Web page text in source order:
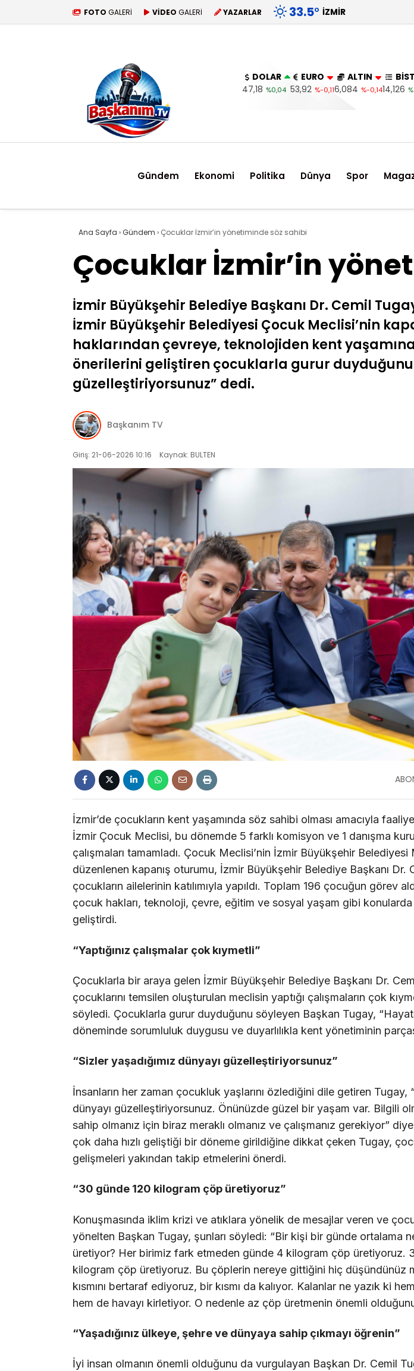
FOTO GALERİ VİDEO GALERİ YAZARLAR 33.5° İZMIR
DOLAR
47,18 %0,04
EURO
53,92 %-0,11
ALTIN
6,084 %-0,14
BİST
14,126
Gündem Ekonomi Politika Dünya Spor
Ana Sayfa ›Gündem › Çocuklar İzmir’in yönetiminde söz sahibi
Çocuklar İzmir’in
İzmir Büyükşehir Belediye Başkanı Dr. Cemil
İzmir Büyükşehir Belediyesi Çocuk Meclisi’nin
haklarından çevreye, teknolojiden kent
önerilerini geliştiren çocuklarla gurur duyduğunu
güzelleştiriyorsunuz” dedi.
Başkanım TV
Giriş: 21-06-2026 10:16 Kaynak: BULTEN
İzmir’de çocukların kent yaşamında söz sahibi olması amacıyla
İzmir Çocuk Meclisi, bu dönemde 5 farklı komisyon ve 1 danışma
çalışmaları tamamladı. Çocuk Meclisi’nin İzmir Büyükşehir Belediyesi
düzenlenen kapanış oturumu, İzmir Büyükşehir Belediye Başkanı Dr.
çocukların ailelerinin katılımıyla yapıldı. Toplam 196 çocuğun görev
çocuk hakları, teknoloji, çevre, eğitim ve sosyal yaşam gibi
geliştirdi.
“Yaptığınız çalışmalar çok kıymetli”
Çocuklarla bir araya gelen İzmir Büyükşehir Belediye Başkanı Dr.
çocuklarını temsilen oluşturulan meclisin yaptığı çalışmaların çok
söyledi. Çocuklarla gurur duyduğunu söyleyen Başkan Tugay,
döneminde sorumluluk duygusu ve duyarlılıkla kent yönetiminin
“Sizler yaşadığımız dünyayı güzelleştiriyorsunuz”
İnsanların her zaman çocukluk yaşlarını özlediğini dile getiren Tugay,
dünyayı güzelleştiriyorsunuz. Önünüzde güzel bir yaşam var. Bilgili
sahip olmanız için biraz meraklı olmanız ve çalışmanız gerekiyor”
çok daha hızlı geliştiği bir döneme girildiğine dikkat çeken Tugay,
gelişmeleri yakından takip etmelerini önerdi.
“30 günde 120 kilogram çöp üretiyoruz”
Konuşmasında iklim krizi ve atıklara yönelik de mesajlar veren ve
yönelten Başkan Tugay, şunları söyledi: “Bir kişi bir günde ortalama
üretiyor? Her birimiz fark etmeden günde 4 kilogram çöp üretiyoruz.
kilogram çöp üretiyoruz. Bu çöplerin nereye gittiğini hiç düşündünüz
kısmını bertaraf ediyoruz, bir kısmı da kalıyor. Kalanlar ne yazık ki
hem de havayı kirletiyor. O nedenle az çöp üretmenin önemli
“Yaşadığınız ülkeye, şehre ve dünyaya sahip çıkmayı öğrenin”
İyi insan olmanın önemli olduğunu da vurgulayan Başkan Dr. Cemil